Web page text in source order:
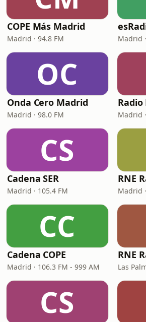
COPE Más Madrid
Madrid · 94.8 FM Madrid
OC
Onda Cero Madrid
Madrid · 98.0 FM
Radio
Madrid
CS
Cadena SER
Madrid · 105.4 FM
RNE
Madrid
CC
Cadena COPE
Madrid · 106.3 FM - 999 AM
CS